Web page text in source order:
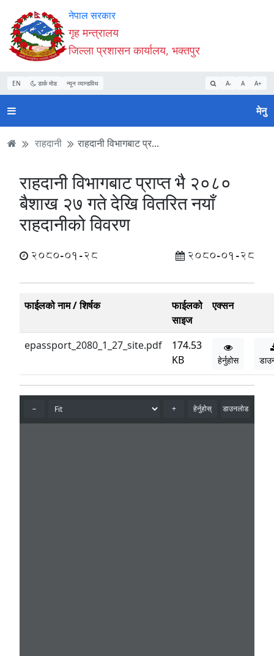
Accessibility
Mode
सुरु
गर्नुहोस्
सामाग्री
पढ्नुहाेस्
नेभिगेसन
पढ्नुहाेस्
वेबसाइट
खोजमा
जानुहोस्
नेपाल सरकार
गृह मन्त्रालय
जिल्ला प्रशासन कार्यालय, भक्तपुर
EN डार्क मोड न्यून व्यान्डविथ A- A A+
मेनु
राहदानी राहदानी विभागबाट प्र...
राहदानी विभागबाट प्राप्त भै २०८०
बैशाख २७ गते देखि वितरित नयाँ
राहदानीको विवरण
2080-01-28 2080-01-28
फाईलको नाम / शिर्षक
फाईलको
साइज
एक्सन
epassport_2080_1_27_site.pdf
174.53
KB
हेर्नुहोस